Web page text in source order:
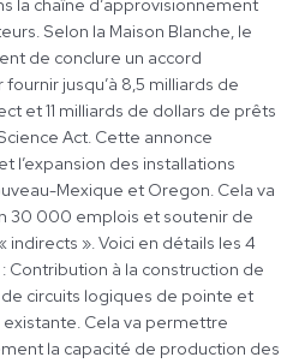
la chaîne d’approvisionnement
Selon la Maison Blanche, le
de conclure un accord
jusqu’à 8,5 milliards de
et 11 milliards de dollars de prêts
Act. Cette annonce
l’expansion des installations
Mexique et Oregon. Cela va
30 000 emplois et soutenir de
». Voici en détails les 4
Contribution à la construction de
circuits logiques de pointe et
Cela va permettre
la capacité de production des